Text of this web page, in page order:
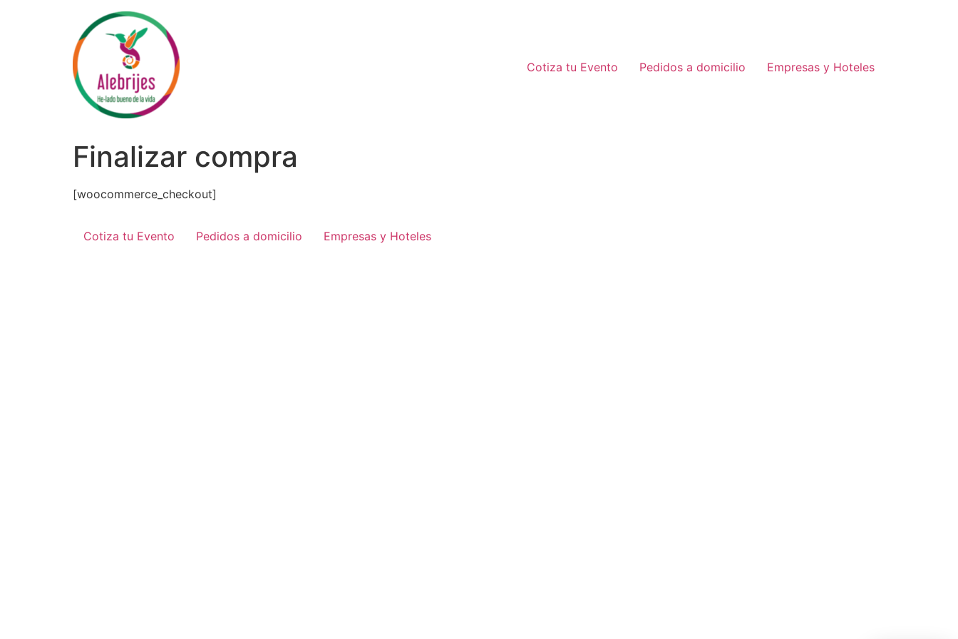
Cotiza tu Evento
Pedidos a domicilio Empresas y Hoteles
Finalizar compra
[woocommerce_checkout]
Cotiza tu Evento Pedidos a domicilio Empresas y Hoteles